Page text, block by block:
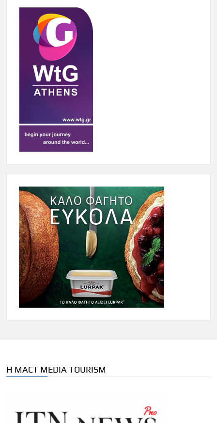
Η MACT MEDIA TOURISM